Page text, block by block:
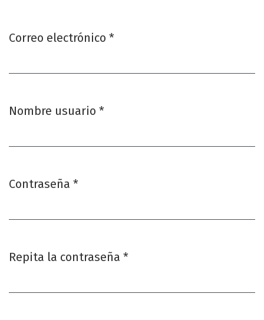
Correo electrónico *
Nombre usuario *
Contraseña *
Repita la contraseña *